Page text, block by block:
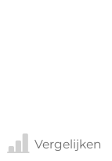
Vergelijken